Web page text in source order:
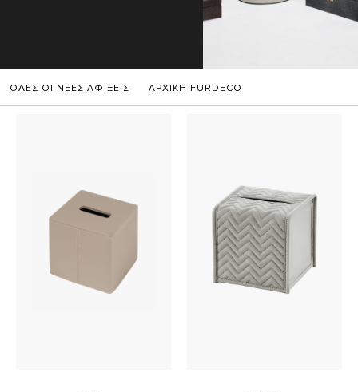
ΟΛΕΣ ΟΙ ΝΕΕΣ ΑΦΙΞΕΙΣ ΑΡΧΙΚΗ FURDECO